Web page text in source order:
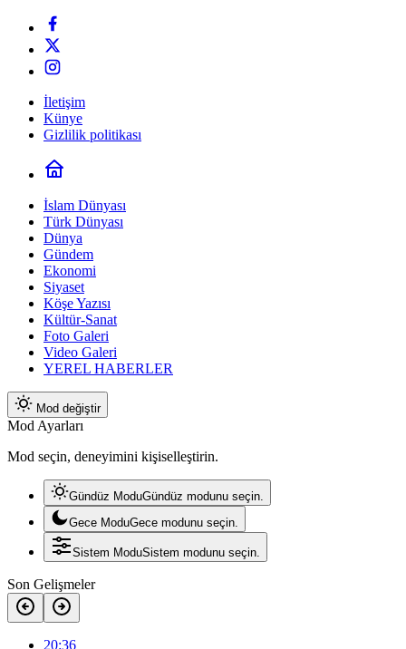
İletişim
Künye
Gizlilik politikası
İslam Dünyası
Türk Dünyası
Dünya
Gündem
Ekonomi
Siyaset
Köşe Yazısı
Kültür-Sanat
Foto Galeri
Video Galeri
YEREL HABERLER
Mod değiştir
Mod Ayarları
Mod seçin, deneyimini kişiselleştirin.
Gündüz ModuGündüz modunu seçin.
Gece ModuGece modunu seçin.
Sistem ModuSistem modunu seçin.
Son Gelişmeler
20:36